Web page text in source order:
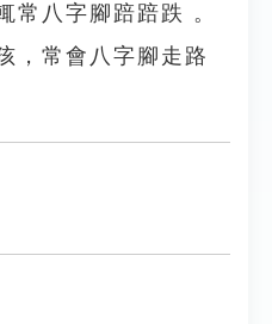
常八字腳踣踣跌 。
，常會八字腳走路